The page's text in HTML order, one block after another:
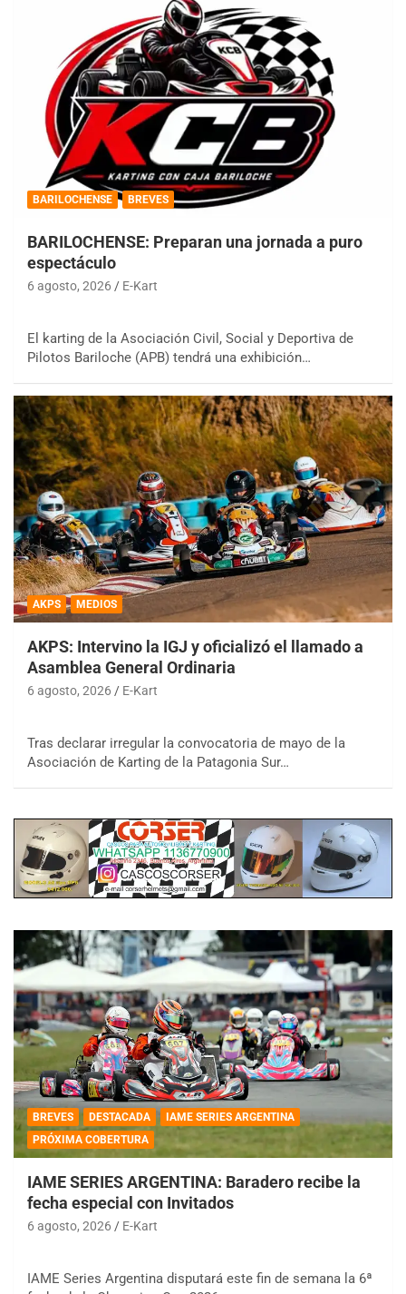
BARILOCHENSE BREVES
BARILOCHENSE: Preparan una jornada a puro
espectáculo
6 agosto, 2026 E-Kart
El karting de la Asociación Civil, Social y Deportiva de
Pilotos Bariloche (APB) tendrá una exhibición…
AKPS MEDIOS
AKPS: Intervino la IGJ y oficializó el llamado a
Asamblea General Ordinaria
6 agosto, 2026 E-Kart
Tras declarar irregular la convocatoria de mayo de la
Asociación de Karting de la Patagonia Sur…
BREVES DESTACADA
IAME SERIES ARGENTINA
PRÓXIMA COBERTURA
IAME SERIES ARGENTINA: Baradero recibe la
fecha especial con Invitados
6 agosto, 2026 E-Kart
IAME Series Argentina disputará este fin de semana la 6ª